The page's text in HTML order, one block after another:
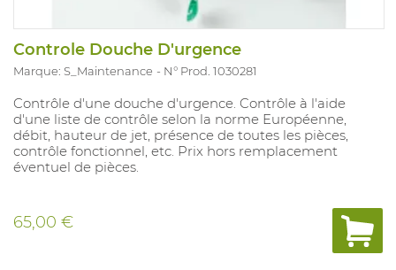
Controle Douche D'urgence
Marque: S_Maintenance N° Prod. 1030281
Contrôle d'une douche d'urgence. Contrôle à l'aide
d'une liste de contrôle selon la norme Européenne,
débit, hauteur de jet, présence de toutes les pièces,
contrôle fonctionnel, etc. Prix hors remplacement
éventuel de pièces.
65,00 €